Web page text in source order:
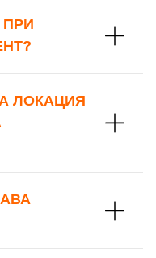
ПРИ
ЛОКАЦИЯ